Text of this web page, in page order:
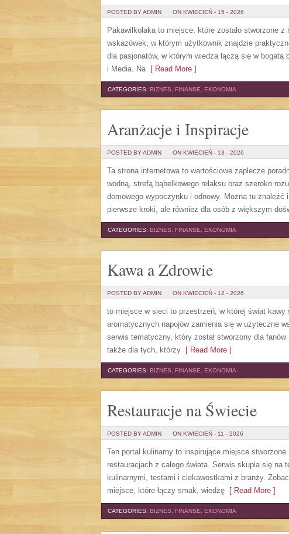
POSTED BY ADMIN ON KWIECIEŃ - 15 - 2026
Pakawilkolaka to miejsce, które zostało stworzone
wskazówek, w którym użytkownik znajdzie
dla pasjonatów, w którym wiedza łączą się w
i Media. Na[ Read More ]
CATEGORIES: BIZNES, FINANSE, EKONOMIA
Aranżacje i Inspiracje
POSTED BY ADMIN ON KWIECIEŃ - 13 - 2026
Ta strona internetowa to wartościowe zaplecze
wodną, strefą bąbelkowego relaksu oraz szeroko
domowego wypoczynku i odnowy. Można tu
pierwsze kroki, ale również dla osób z większym
CATEGORIES: BIZNES, FINANSE, EKONOMIA
Kawa a Zdrowie
POSTED BY ADMIN ON KWIECIEŃ - 12 - 2026
to miejsce w sieci to przestrzeń, w której świat kawy
aromatycznych napojów zamienia się w użyteczne
serwis tematyczny, który został stworzony dla
także dla tych, którzy [ Read More ]
CATEGORIES: BIZNES, FINANSE, EKONOMIA
Restauracje na Świecie
POSTED BY ADMIN ON KWIECIEŃ - 11 - 2026
Ten portal kulinarny to inspirujące miejsce
restauracjach z całego świata. Serwis skupia się
kulinarnymi, testami i ciekawostkami z branży.
miejsce, które łączy smak, wiedzę [ Read More ]
CATEGORIES: BIZNES, FINANSE, EKONOMIA